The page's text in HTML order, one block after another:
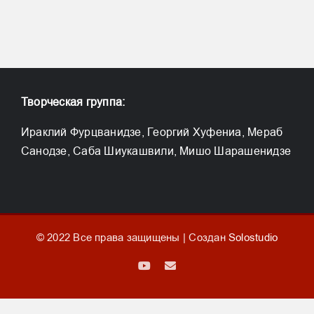
Творческая группа:
Ираклий Фурцванидзе, Георгий Хуфениа, Мераб
Санодзе, Саба Шиукашвили, Мишо Шарашенидзе
© 2022 Все права защищены | Создан Solostudio
YouTubeEmail